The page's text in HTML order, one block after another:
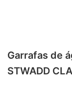
Garrafas de
STWADD